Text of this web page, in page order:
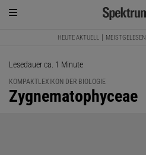
HEUTE AKTUELL MEISTGELESEN
Lesedauer ca. 1 Minute
KOMPAKTLEXIKON DER BIOLOGIE
:
Zygnematophyceae